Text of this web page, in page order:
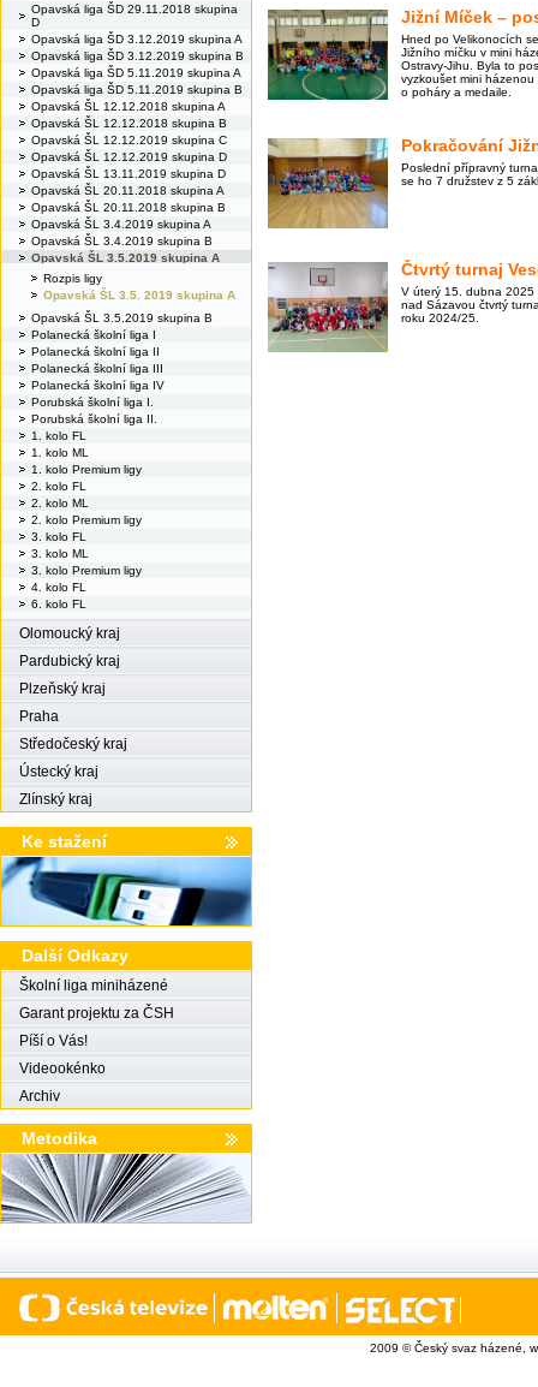
Opavská liga ŠD 29.11.2018 skupina
D
Opavská liga ŠD 3.12.2019 skupina A
Opavská liga ŠD 3.12.2019 skupina B
Opavská liga ŠD 5.11.2019 skupina A
Opavská liga ŠD 5.11.2019 skupina B
Opavská ŠL 12.12.2018 skupina A
Opavská ŠL 12.12.2018 skupina B
Opavská ŠL 12.12.2019 skupina C
Opavská ŠL 12.12.2019 skupina D
Opavská ŠL 13.11.2019 skupina D
Opavská ŠL 20.11.2018 skupina A
Opavská ŠL 20.11.2018 skupina B
Opavská ŠL 3.4.2019 skupina A
Opavská ŠL 3.4.2019 skupina B
Opavská ŠL 3.5.2019 skupina A
Rozpis ligy
Opavská ŠL 3.5. 2019 skupina A
Opavská ŠL 3.5.2019 skupina B
Polanecká školní liga I
Polanecká školní liga II
Polanecká školní liga III
Polanecká školní liga IV
Porubská školní liga I.
Porubská školní liga II.
1. kolo FL
1. kolo ML
1. kolo Premium ligy
2. kolo FL
2. kolo ML
2. kolo Premium ligy
3. kolo FL
3. kolo ML
3. kolo Premium ligy
4. kolo FL
6. kolo FL
Olomoucký kraj
Pardubický kraj
Plzeňský kraj
Praha
Středočeský kraj
Ústecký kraj
Zlínský kraj
Ke stažení
Další Odkazy
Školní liga miniházené
Garant projektu za ČSH
Píší o Vás!
Videookénko
Archiv
Metodika
Jižní Míček –
Hned po Velikonocích
Jižního míčku v mini
Ostravy-Jihu. Byla to
vyzkoušet mini
o poháry a medaile.
Pokračování
Poslední přípravný
se ho 7 družstev z 5
Čtvrtý turnaj
V úterý 15. dubna 2025
nad Sázavou čtvrtý
roku 2024/25.
2009 © Český svaz házené,